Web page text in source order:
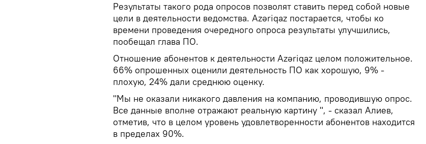
Результаты такого рода опросов позволят ставить перед собой новые
цели в деятельности ведомства. Azəriqaz постарается, чтобы ко
времени проведения очередного опроса результаты улучшились,
пообещал глава ПО.
Отношение абонентов к деятельности Azəriqaz целом положительное.
66% опрошенных оценили деятельность ПО как хорошую, 9% -
плохую, 24% дали среднюю оценку.
"Мы не оказали никакого давления на компанию, проводившую опрос.
Все данные вполне отражают реальную картину ", - сказал Алиев,
отметив, что в целом уровень удовлетворенности абонентов находится
в пределах 90%.